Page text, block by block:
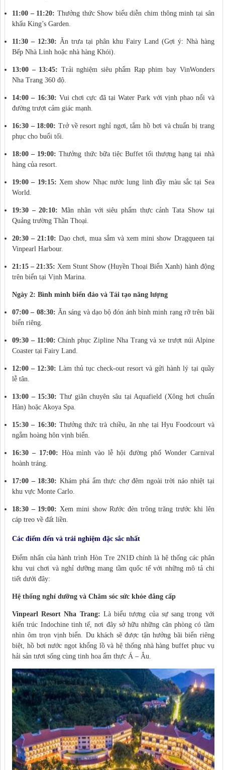
11:00 – 11:20: Thưởng thức Show biểu diễn chim thông minh tại sân
khấu King’s Garden.
11:30 – 12:30: Ăn trưa tại phân khu Fairy Land (Gợi ý: Nhà hàng
Bếp Nhà Linh hoặc nhà hàng Khói).
13:00 – 13:45: Trải nghiệm siêu phẩm Rạp phim bay VinWonders
Nha Trang 360 độ.
14:00 – 16:30: Vui chơi cực đã tại Water Park với vịnh phao nổi và
đường trượt cảm giác mạnh.
16:30 – 18:00: Trở về resort nghỉ ngơi, tắm hồ bơi và chuẩn bị trang
phục cho buổi tối.
18:00 – 19:00: Thưởng thức bữa tiệc Buffet tối thượng hạng tại nhà
hàng của resort.
19:00 – 19:15: Xem show Nhạc nước lung linh đầy màu sắc tại Sea
World.
19:30 – 20:10: Mãn nhãn với siêu phẩm thực cảnh Tata Show tại
Quảng trường Thần Thoại.
20:30 – 21:10: Dạo chơi, mua sắm và xem mini show Dragqueen tại
Vinpearl Harbour.
21:15 – 21:35: Xem Stunt Show (Huyền Thoại Biển Xanh) hành động
trên biển tại Vịnh Marina.
Ngày 2: Bình minh biển đảo và Tái tạo năng lượng
07:00 – 08:30: Ăn sáng và dạo bộ đón ánh bình minh rạng rỡ trên bãi
biển riêng.
09:30 – 11:00: Chinh phục Zipline Nha Trang và xe trượt núi Alpine
Coaster tại Fairy Land.
12:00 – 12:30: Làm thủ tục check-out resort và gửi hành lý tại quầy
lễ tân.
13:00 – 15:30: Thư giãn chuyên sâu tại Aquafield (Xông hơi chuẩn
Hàn) hoặc Akoya Spa.
15:30 – 16:30: Thưởng thức trà chiều, ăn nhẹ tại Hyu Foodcourt và
ngắm hoàng hôn vịnh biển.
16:30 – 17:00: Hòa mình vào lễ hội đường phố Wonder Carnival
hoành tráng.
17:00 – 18:30: Khám phá ẩm thực chợ đêm ngoài trời náo nhiệt tại
khu vực Monte Carlo.
18:30 – 19:00: Xem mini show Rước đèn trông trăng trước khi lên
cáp treo về đất liền.
Các điểm đến và trải nghiệm đặc sắc nhất
Điểm nhấn của hành trình Hòn Tre 2N1Đ chính là hệ thống các phân
khu vui chơi và nghỉ dưỡng mang tầm quốc tế với những mô tả chi
tiết dưới đây:
Hệ thống nghỉ dưỡng và Chăm sóc sức khỏe đẳng cấp
Vinpearl Resort Nha Trang: Là biểu tượng của sự sang trọng với
kiến trúc Indochine tinh tế, nơi đây sở hữu những căn phòng có tầm
nhìn ôm trọn vịnh biển. Du khách sẽ được tận hưởng bãi biển riêng
biệt, hồ bơi nước ngọt khổng lồ và hệ thống nhà hàng buffet phục vụ
hải sản tươi sống cùng tinh hoa ẩm thực Á – Âu.